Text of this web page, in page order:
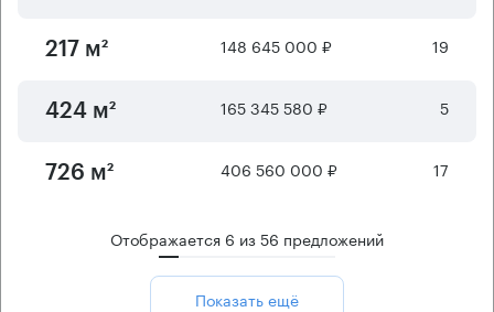
217 м² 148 645 000 ₽ 19
424 м² 165 345 580 ₽ 5
726 м² 406 560 000 ₽ 17
Отображается 6 из56 предложений
Показать ещё